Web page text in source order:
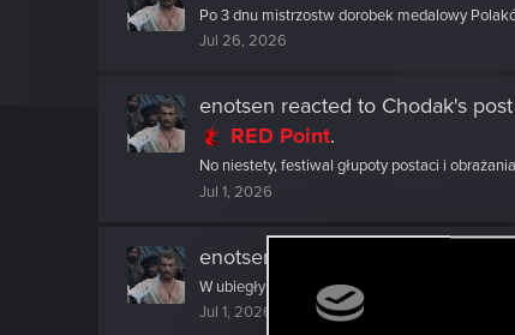
Po 3 dnu mistrzostw dorobek medalowy
Jul 26, 2026
enotsen reacted to Chodak's post
RED Point.
No niestety, festiwal głupoty postaci i
Jul 1, 2026
enotsen
W ubiegły weekend byłem na XX
Jul 1, 2026